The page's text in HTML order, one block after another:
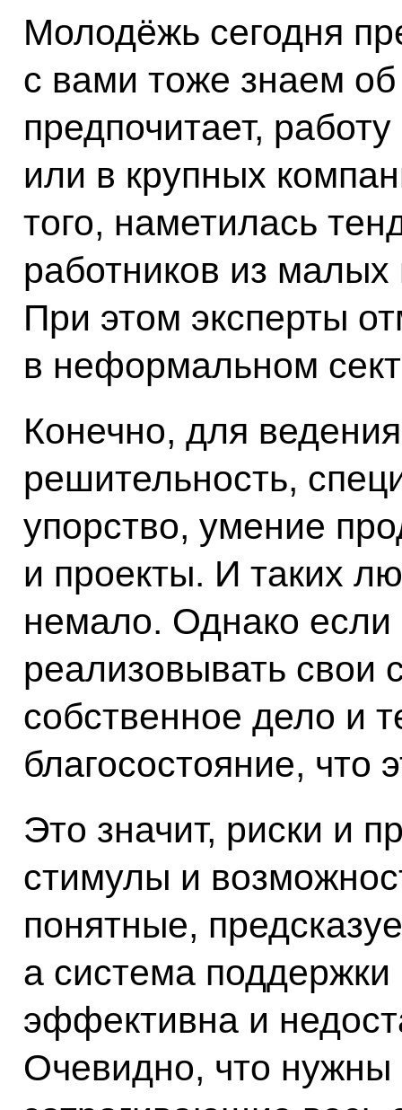
Молодёжь сегодня
с вами тоже знаем
предпочитает,
или в крупных
того, наметилась
работников из
При этом эксперты
в неформальном
Конечно, для
решительность,
упорство, умение
и проекты. И таких
немало. Однако если
реализовывать свои
собственное дело и
благосостояние, что
Это значит, риски и
стимулы и
понятные,
а система поддержки
эффективна и
Очевидно, что